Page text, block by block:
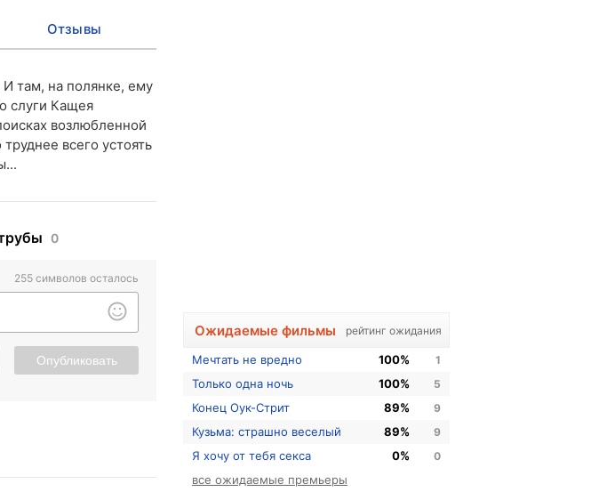
Отзывы
И там, на полянке, ему
слуги Кащея
возлюбленной
всего устоять
0
255 символов осталось
Опубликовать
Ожидаемые фильмы рейтинг ожидания
Мечтать не вредно 100% 1
Только одна ночь 100% 5
Конец Оук-Стрит 89% 9
Кузьма: страшно веселый 89% 9
Я хочу от тебя секса 0% 0
все ожидаемые премьеры